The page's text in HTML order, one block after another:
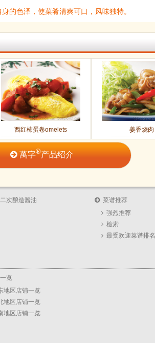
的色泽，使菜肴清爽可口，风味独特。
西红柿蛋卷omelets 姜香烧肉
萬字®产品绍介
次酿造酱油
菜谱推荐
强烈推荐
检索
最受欢迎菜谱排名
览
地区店铺一览
地区店铺一览
地区店铺一览